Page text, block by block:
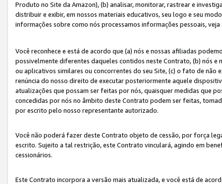
Produto no Site da Amazon), (b) analisar, monitorar, rastrear e
distribuir e exibir, em nossos materiais educativos, seu logo e seu
informações sobre como nós processamos informações pessoais,
Você reconhece e está de acordo que (a) nós e nossas afiliadas
possivelmente diferentes daqueles contidos neste Contrato, (b) nós
ou aplicativos similares ou concorrentes do seu Site, (c) o fato de
renúncia do nosso direito de executar posteriormente aquele
atualizações que possam ser feitas por nós, quaisquer medidas que
concedidas por nós no âmbito deste Contrato podem ser feitas,
por escrito pelo nosso representante autorizado.
Você não poderá fazer deste Contrato objeto de cessão, por força
escrito. Sujeito a tal restrição, este Contrato vinculará, agindo em
cessionários.
Este Contrato incorpora a versão mais atualizada, e você está de